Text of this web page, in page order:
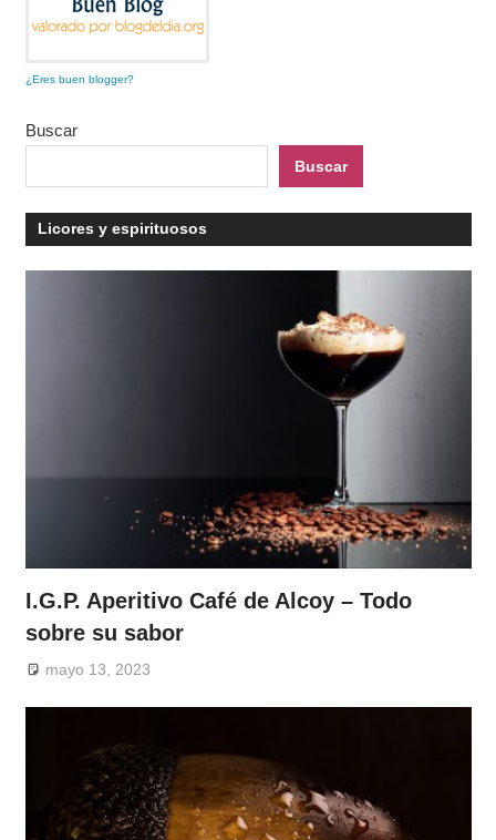
¿Eres buen blogger?
Buscar
Buscar
Licores y espirituosos
I.G.P. Aperitivo Café de Alcoy – Todo
sobre su sabor
mayo 13, 2023